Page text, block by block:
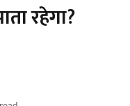
रहेगा?